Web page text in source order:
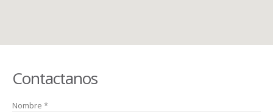
Contactanos
Nombre *